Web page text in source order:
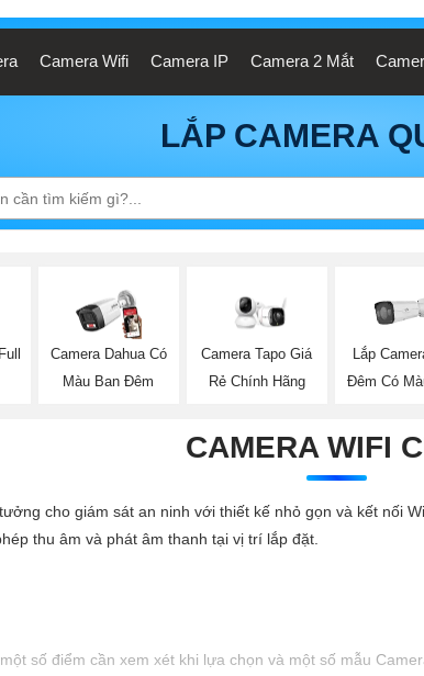
Camera Wifi Camera IP Camera 2 Mắt
LẮP CAMERA
Camera Dahua Có
Màu Ban Đêm
Camera Tapo Giá
Rẻ Chính Hãng
Lắp
Đêm Có
CAMERA WIFI
cho giám sát an ninh với thiết kế nhỏ gọn và kết nối
thu âm và phát âm thanh tại vị trí lắp đặt.
số điểm cần xem xét khi lựa chọn và một số mẫu